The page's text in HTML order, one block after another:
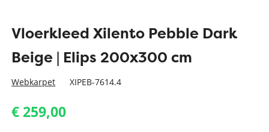
Vloerkleed Xilento Pebble Dark
Beige | Elips 200x300 cm
Webkarpet XIPEB-7614.4
€ 259,00